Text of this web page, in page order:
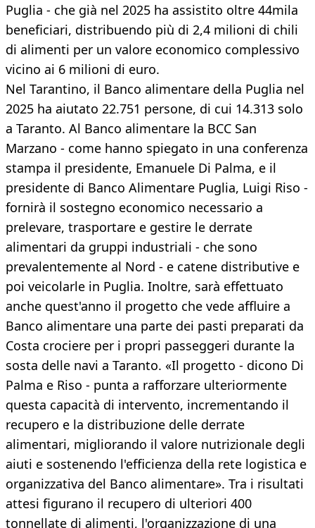
Puglia - che già nel 2025 ha assistito oltre 44mila
beneficiari, distribuendo più di 2,4 milioni di chili
di alimenti per un valore economico complessivo
vicino ai 6 milioni di euro.
Nel Tarantino, il Banco alimentare della Puglia nel
2025 ha aiutato 22.751 persone, di cui 14.313 solo
a Taranto. Al Banco alimentare la BCC San
Marzano - come hanno spiegato in una conferenza
stampa il presidente, Emanuele Di Palma, e il
presidente di Banco Alimentare Puglia, Luigi Riso -
fornirà il sostegno economico necessario a
prelevare, trasportare e gestire le derrate
alimentari da gruppi industriali - che sono
prevalentemente al Nord - e catene distributive e
poi veicolarle in Puglia. Inoltre, sarà effettuato
anche quest'anno il progetto che vede affluire a
Banco alimentare una parte dei pasti preparati da
Costa crociere per i propri passeggeri durante la
sosta delle navi a Taranto. «Il progetto - dicono Di
Palma e Riso - punta a rafforzare ulteriormente
questa capacità di intervento, incrementando il
recupero e la distribuzione delle derrate
alimentari, migliorando il valore nutrizionale degli
aiuti e sostenendo l'efficienza della rete logistica e
organizzativa del Banco alimentare». Tra i risultati
attesi figurano il recupero di ulteriori 400
tonnellate di alimenti, l'organizzazione di una